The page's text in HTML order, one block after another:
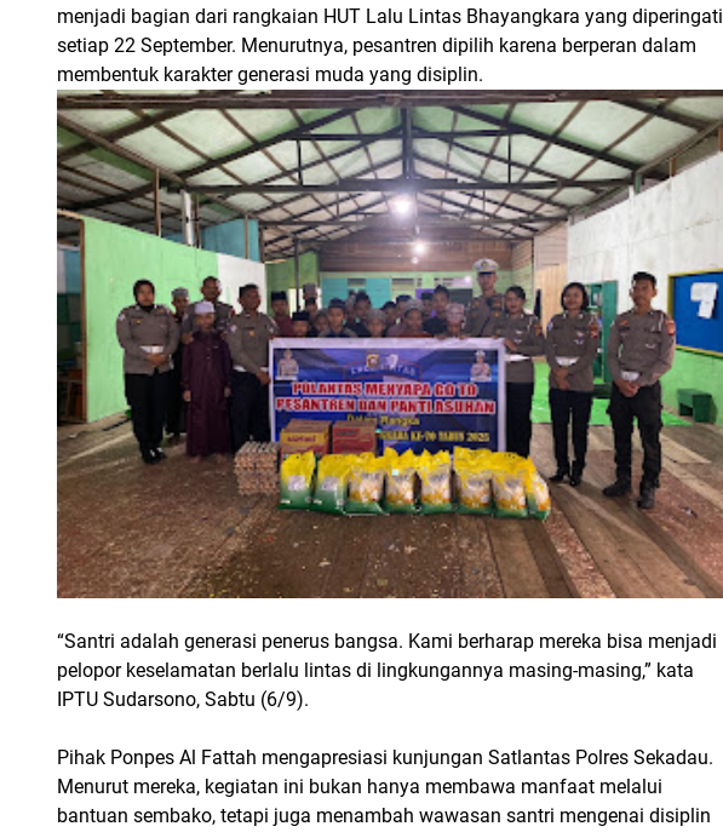
menjadi bagian dari rangkaian HUT Lalu Lintas Bhayangkara yang diperingati
setiap 22 September. Menurutnya, pesantren dipilih karena berperan dalam
membentuk karakter generasi muda yang disiplin.
“Santri adalah generasi penerus bangsa. Kami berharap mereka bisa menjadi
pelopor keselamatan berlalu lintas di lingkungannya masing-masing,” kata
IPTU Sudarsono, Sabtu (6/9).
Pihak Ponpes Al Fattah mengapresiasi kunjungan Satlantas Polres Sekadau.
Menurut mereka, kegiatan ini bukan hanya membawa manfaat melalui
bantuan sembako, tetapi juga menambah wawasan santri mengenai disiplin